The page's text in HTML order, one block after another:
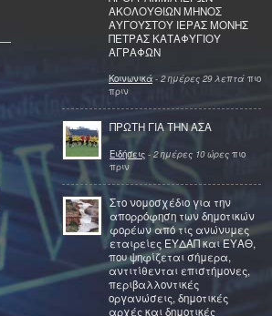
ΑΚΟΛΟΥΘΙΩΝ ΜΗΝΟΣ
ΑΥΓΟΥΣΤΟΥ ΙΕΡΑΣ ΜΟΝΗΣ
ΠΕΤΡΑΣ ΚΑΤΑΦΥΓΙΟΥ
ΑΓΡΑΦΩΝ
Κοινωνικά - 2 ημέρες 29 λεπτά πιο
πριν
ΠΡΩΤΗ ΓΙΑ ΤΗΝ ΑΣΑ
Ειδήσεις - 2 ημέρες 10 ώρες πιο
πριν
Στο νομοσχέδιο για την
απορρόφηση των δημοτικών
φορέων από τις ανώνυμες
εταιρείες ΕΥΔΑΠ και ΕΥΑΘ,
που ψηφίζεται σήμερα,
αντιτίθενται επιστήμονες,
περιβαλλοντικές
οργανώσεις, δημοτικές
αρχές και δημοτικές